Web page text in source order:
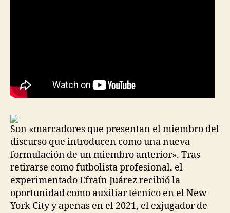
Son «marcadores que presentan el miembro del
discurso que introducen como una nueva
formulación de un miembro anterior». Tras
retirarse como futbolista profesional, el
experimentado Efraín Juárez recibió la
oportunidad como auxiliar técnico en el New
York City y apenas en el 2021, el exjugador de